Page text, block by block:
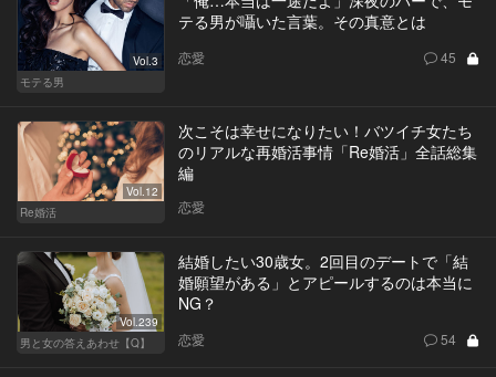
Vol.3
モテる男
テる男が囁いた言葉。その真意とは
恋愛 45
Vol.12
Re婚活
次こそは幸せになりたい！バツイチ女たち
のリアルな再婚活事情「Re婚活」全話総集
編
恋愛
Vol.239
男と女の答えあわせ【Q】
結婚したい30歳女。2回目のデートで「結
婚願望がある」とアピールするのは本当に
NG？
恋愛 54